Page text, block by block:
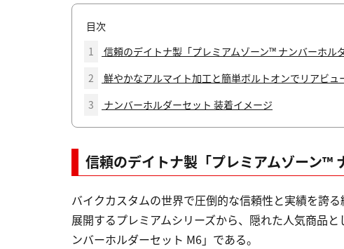
目次
1
信頼のデイトナ製「プレミアムゾーン™ ナンバーホル
2
鮮やかなアルマイト加工と簡単ボルトオンでリアビュ
3
ナンバーホルダーセット 装着イメージ
信頼のデイトナ製「プレミアムゾーン™
バイクカスタムの世界で圧倒的な信頼性と実績を誇
展開するプレミアムシリーズから、隠れた人気商品
ンバーホルダーセット M6」である。